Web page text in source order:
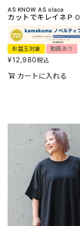
AS KNOW AS olaca
カットでキレイネＰＯ
お盆玉対象 動画あり
¥12,980税込
カートに入れる